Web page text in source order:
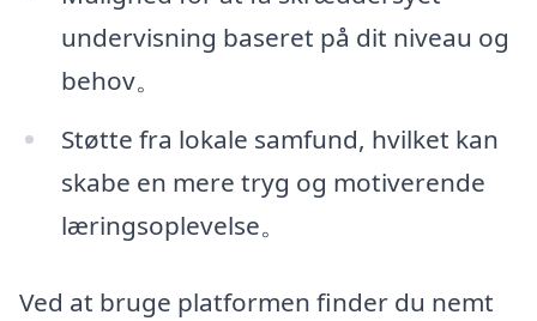
undervisning baseret på dit niveau og
behov。
Støtte fra lokale samfund, hvilket kan
skabe en mere tryg og motiverende
læringsoplevelse。
Ved at bruge platformen finder du nemt